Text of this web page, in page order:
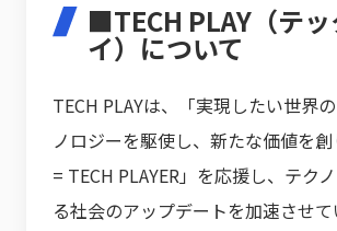
■TECH PLAY（テ
イ）について
TECH PLAYは、「実現したい世界
ノロジーを駆使し、新たな価値を
= TECH PLAYER」を応援し、テク
る社会のアップデートを加速させ